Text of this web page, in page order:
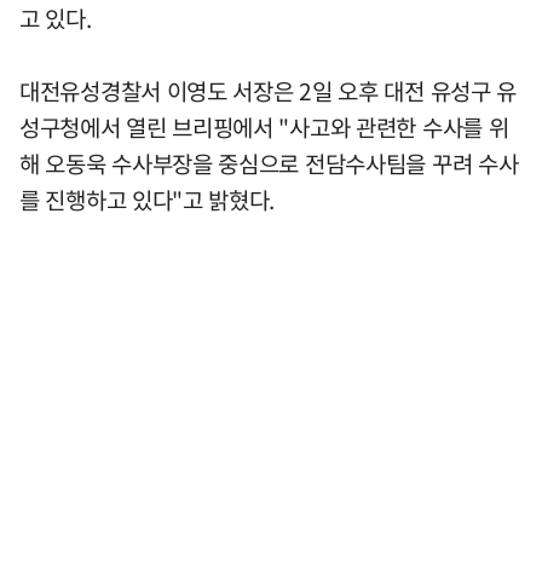
고 있다.
대전유성경찰서 이영도 서장은 2일 오후 대전 유성구 유
성구청에서 열린 브리핑에서 "사고와 관련한 수사를 위
해 오동욱 수사부장을 중심으로 전담수사팀을 꾸려 수사
를 진행하고 있다"고 밝혔다.